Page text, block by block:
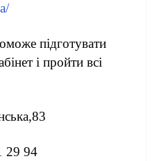
підготувати
і пройти всі
29 94